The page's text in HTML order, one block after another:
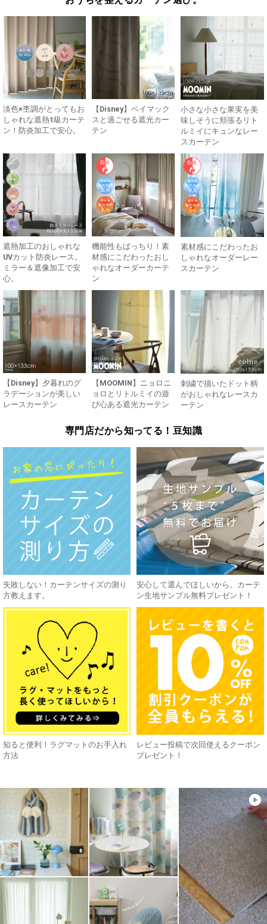
淡色×杢調がとってもお
しゃれな遮熱1級カーテ
ン！防炎加工で安心。
【Disney】ベイマック
スと過ごせる遮光カー
テン
小さな小さな果実を美
味しそうに頬張るリト
ルミイにキュンなレー
スカーテン
遮熱加工のおしゃれな
UVカット防炎レース。
ミラー＆遮像加工で安
心。
機能性もばっちり！素
材感にこだわったおし
ゃれなオーダーカーテ
ン
素材感にこだわったお
しゃれなオーダーレー
スカーテン
【Disney】夕暮れのグ
ラデーションが美しい
レースカーテン
【MOOMIN】ニョロニ
ョロとリトルミイの遊
び心ある遮光カーテン
刺繍で描いたドット柄
がおしゃれなレースカ
ーテン
専門店だから知ってる！豆知識
失敗しない！カーテンサイズの測り
方教えます。
安心して選んでほしいから。カーテ
ン生地サンプル無料プレゼント！
知ると便利！ラグマットのお手入れ
方法
レビュー投稿で次回使えるクーポン
プレゼント！